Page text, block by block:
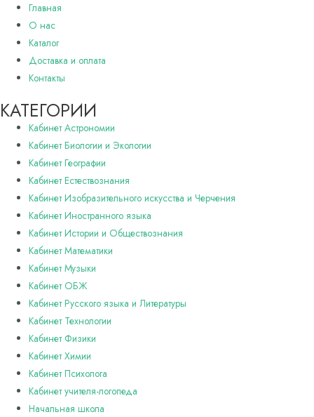
Главная
О нас
Каталог
Доставка и оплата
Контакты
КАТЕГОРИИ
Кабинет Астрономии
Кабинет Биологии и Экологии
Кабинет Географии
Кабинет Естествознания
Кабинет Изобразительного искусства и Черчения
Кабинет Иностранного языка
Кабинет Истории и Обществознания
Кабинет Математики
Кабинет Музыки
Кабинет ОБЖ
Кабинет Русского языка и Литературы
Кабинет Технологии
Кабинет Физики
Кабинет Химии
Кабинет Психолога
Кабинет учителя-логопеда
Начальная школа